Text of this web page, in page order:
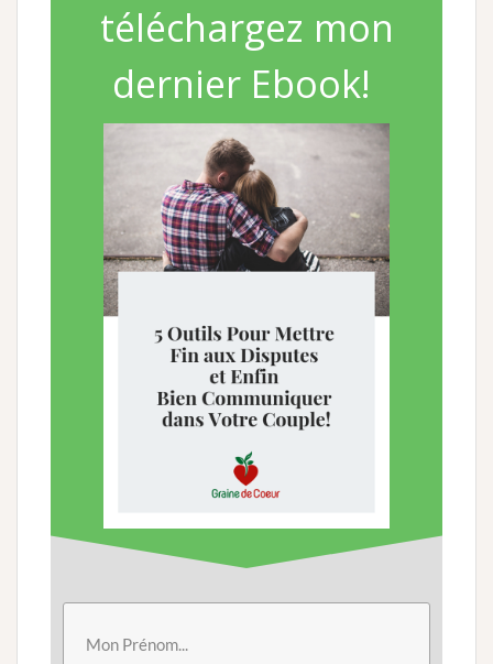
téléchargez mon
dernier Ebook!